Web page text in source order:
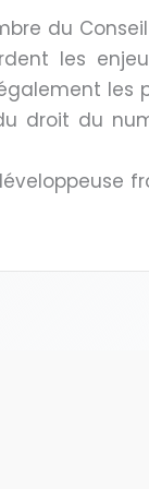
du
les
les
droit du